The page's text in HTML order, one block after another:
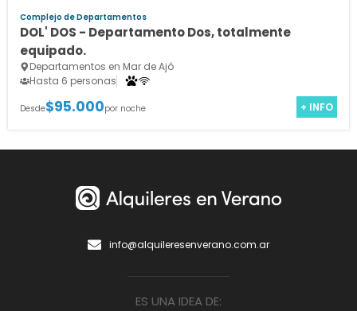
Complejo de Departamentos
DOL' DOS - Departamento Dos, totalmente
equipado.
Departamentos en Mar de Ajó
Hasta 6 personas
Desde$95.000por noche + INFO
info@alquileresenverano.com.ar
ES UNA IDEA DE: